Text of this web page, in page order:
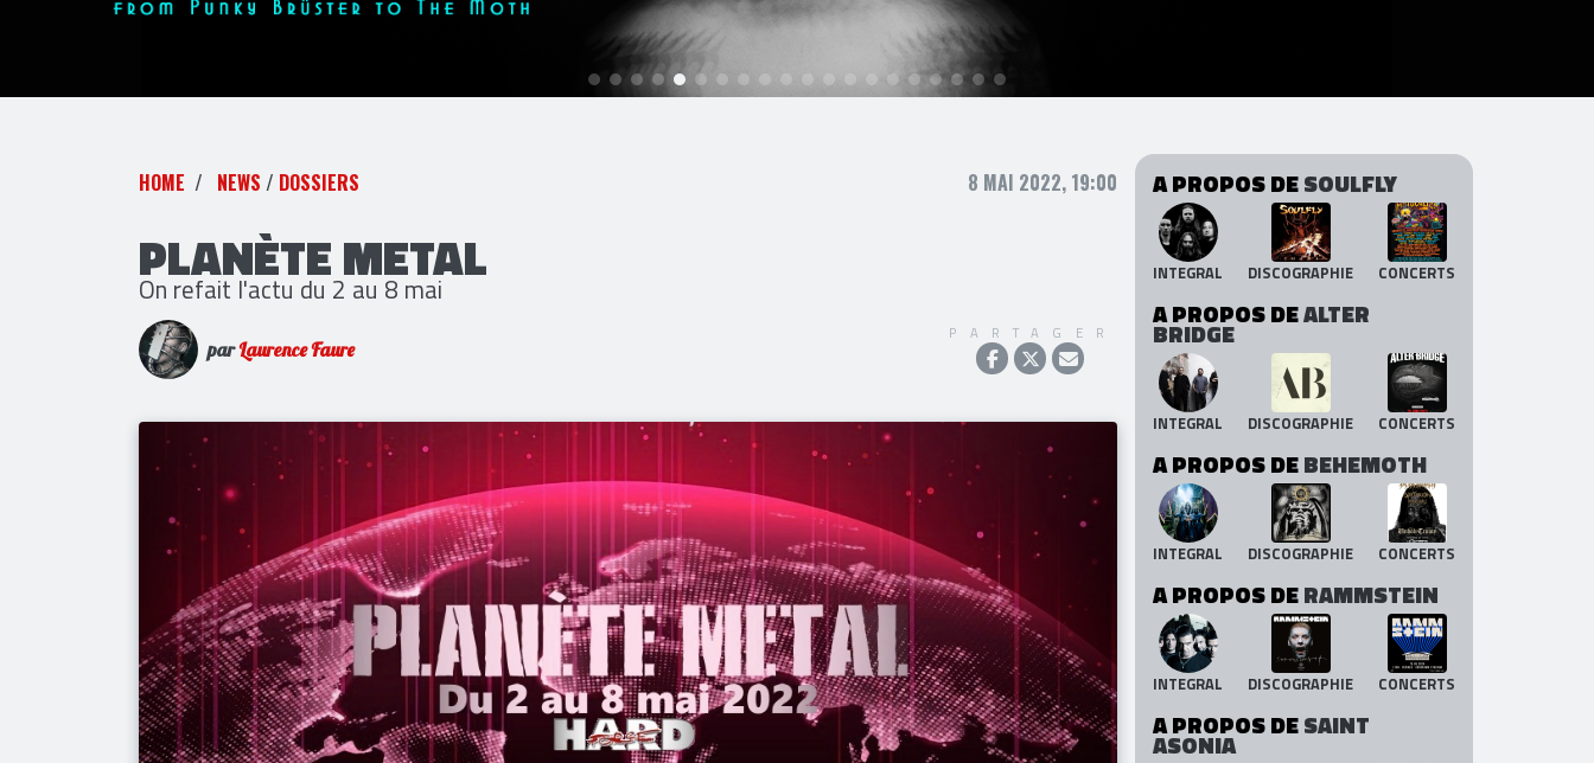
HOME NEWS / DOSSIERS 8 MAI 2022, 19:00
PLANÈTE METAL
On refait l'actu du 2 au 8 mai
parLaurence Faure
PARTAGER
A PROPOS DESOULFLY
INTEGRAL DISCOGRAPHIE CONCERTS
A PROPOS DEALTER
BRIDGE
INTEGRAL DISCOGRAPHIE CONCERTS
A PROPOS DEBEHEMOTH
INTEGRAL DISCOGRAPHIE CONCERTS
A PROPOS DERAMMSTEIN
INTEGRAL DISCOGRAPHIE CONCERTS
A PROPOS DESAINT
ASONIA